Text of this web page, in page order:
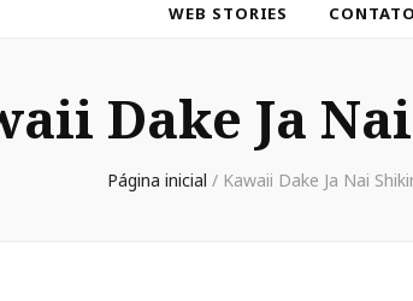
WEB STORIES
CONTATO
Dake Ja
Página inicial / Kawaii Dake Ja Nai